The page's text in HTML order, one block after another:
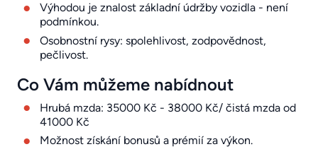
Výhodou je znalost základní údržby vozidla - není
podmínkou.
Osobnostní rysy: spolehlivost, zodpovědnost,
pečlivost.
Co Vám můžeme nabídnout
Hrubá mzda: 35000 Kč - 38000 Kč/ čistá mzda od
41000 Kč
Možnost získání bonusů a prémií za výkon.